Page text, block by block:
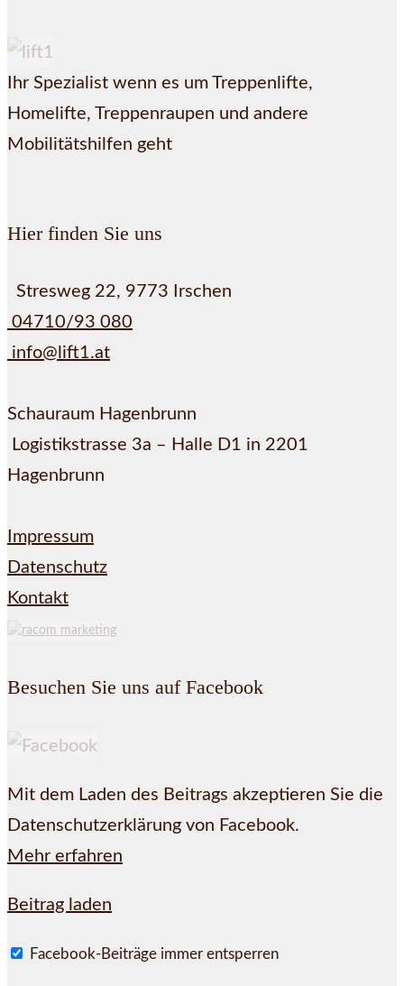
Ihr Spezialist wenn es um Treppenlifte,
Homelifte, Treppenraupen und andere
Mobilitätshilfen geht
Hier finden Sie uns
Stresweg 22, 9773 Irschen
04710/93 080
info@lift1.at
Schauraum Hagenbrunn
Logistikstrasse 3a – Halle D1 in 2201
Hagenbrunn
Impressum
Datenschutz
Kontakt
Besuchen Sie uns auf Facebook
Mit dem Laden des Beitrags akzeptieren Sie die
Datenschutzerklärung von Facebook.
Mehr erfahren
Beitrag laden
Facebook-Beiträge immer entsperren